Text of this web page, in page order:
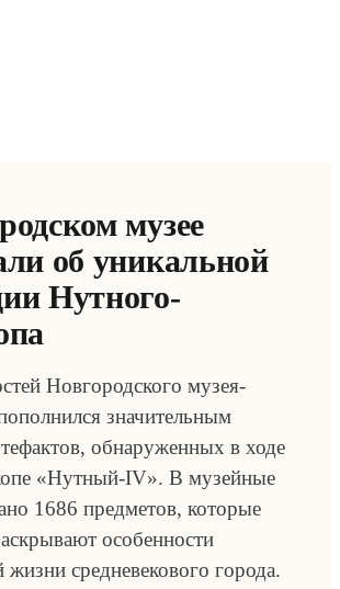
музее
об уникальной
Нутного-
Новгородского музея-
значительным
обнаруженных в ходе
«Нутный-IV». В музейные
1686 предметов, которые
особенности
жизни средневекового города.